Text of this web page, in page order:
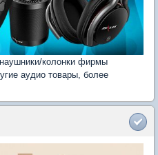
колонки фирмы
аудио товары, более